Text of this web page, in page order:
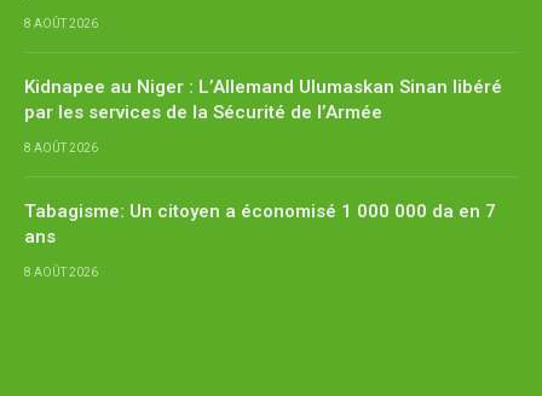
8 AOÛT 2026
Kidnapee au Niger : L’Allemand Ulumaskan Sinan libéré
par les services de la Sécurité de l’Armée
8 AOÛT 2026
Tabagisme: Un citoyen a économisé 1 000 000 da en 7
ans
8 AOÛT 2026